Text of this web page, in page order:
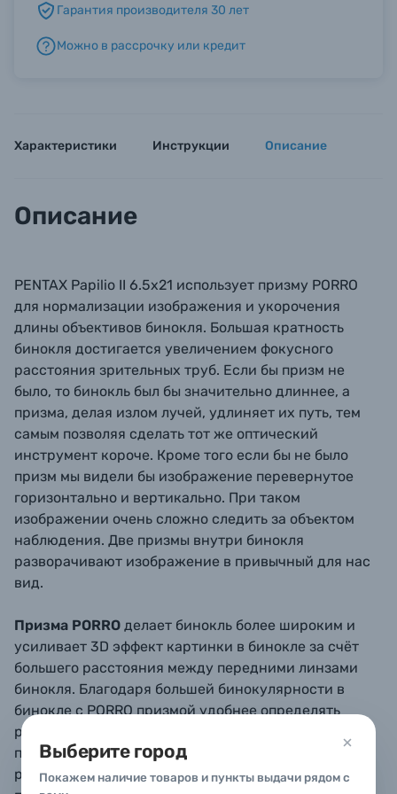
Выберите город
Покажем наличие товаров и пункты выдачи рядом с
Б/У фототехника (Комиссионные товары)
Гарантия производителя 30 лет
Можно в рассрочку или кредит
Характеристики Инструкции Описание
Описание
PENTAX Papilio II 6.5x21 использует призму PORRO
для нормализации изображения и укорочения
длины объективов бинокля. Большая кратность
бинокля достигается увеличением фокусного
расстояния зрительных труб. Если бы призм не
было, то бинокль был бы значительно длиннее, а
призма, делая излом лучей, удлиняет их путь, тем
самым позволяя сделать тот же оптический
инструмент короче. Кроме того если бы не было
призм мы видели бы изображение перевернутое
горизонтально и вертикально. При таком
изображении очень сложно следить за объектом
наблюдения. Две призмы внутри бинокля
разворачивают изображение в привычный для нас
вид.
Призма PORRO делает бинокль более широким и
усиливает 3D эффект картинки в бинокле за счёт
большего расстояния между передними линзами
бинокля. Благодаря большей бинокулярности в
бинокле с PORRO призмой удобнее определять
расстояние до объекта наблюдения. Бинокль с
призмой PORRO также даёт более контрастное и
резкое изображение т.к. не имеет проблем ROOF